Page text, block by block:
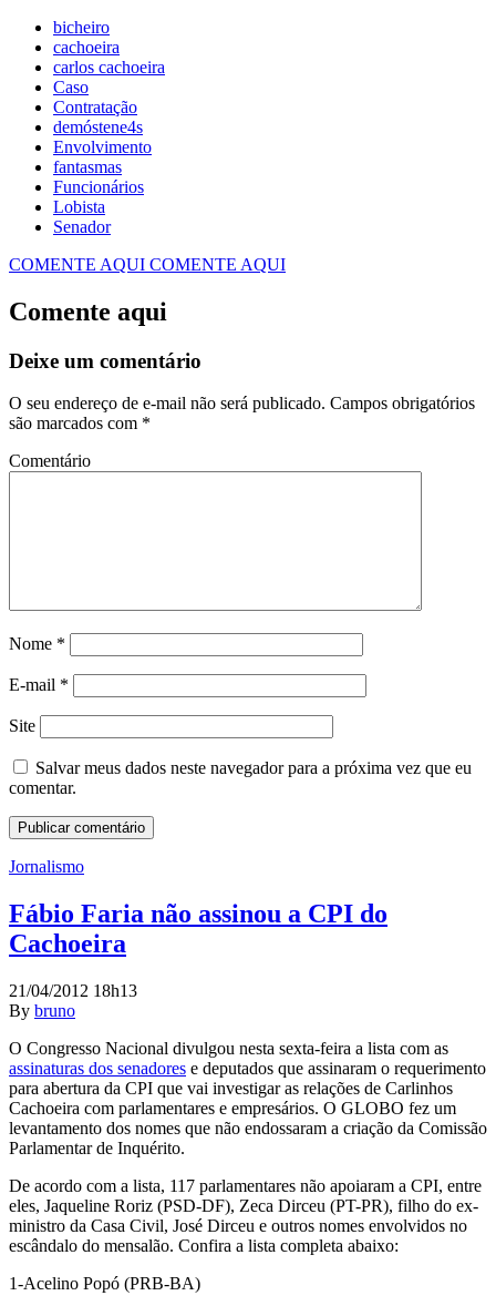
bicheiro
cachoeira
carlos cachoeira
Caso
Contratação
demóstene4s
Envolvimento
fantasmas
Funcionários
Lobista
Senador
COMENTE AQUI COMENTE AQUI
Comente aqui
Deixe um comentário
O seu endereço de e-mail não será publicado. Campos obrigatórios
são marcados com *
Comentário
Nome *
E-mail *
Site
Salvar meus dados neste navegador para a próxima vez que eu
comentar.
Jornalismo
Fábio Faria não assinou a CPI do
Cachoeira
21/04/2012 18h13
By bruno
O Congresso Nacional divulgou nesta sexta-feira a lista com as
assinaturas dos senadores e deputados que assinaram o requerimento
para abertura da CPI que vai investigar as relações de Carlinhos
Cachoeira com parlamentares e empresários. O GLOBO fez um
levantamento dos nomes que não endossaram a criação da Comissão
Parlamentar de Inquérito.
De acordo com a lista, 117 parlamentares não apoiaram a CPI, entre
eles, Jaqueline Roriz (PSD-DF), Zeca Dirceu (PT-PR), filho do ex-
ministro da Casa Civil, José Dirceu e outros nomes envolvidos no
escândalo do mensalão. Confira a lista completa abaixo:
1-Acelino Popó (PRB-BA)